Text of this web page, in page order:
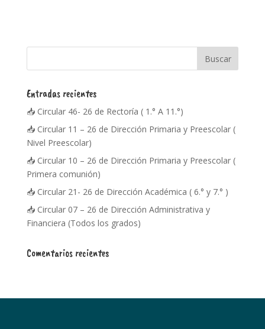
Entradas recientes
📥 Circular 46- 26 de Rectoría ( 1.° A 11.°)
📥 Circular 11 – 26 de Dirección Primaria y Preescolar (
Nivel Preescolar)
📥 Circular 10 – 26 de Dirección Primaria y Preescolar (
Primera comunión)
📥 Circular 21- 26 de Dirección Académica ( 6.° y 7.° )
📥 Circular 07 – 26 de Dirección Administrativa y
Financiera (Todos los grados)
Comentarios recientes